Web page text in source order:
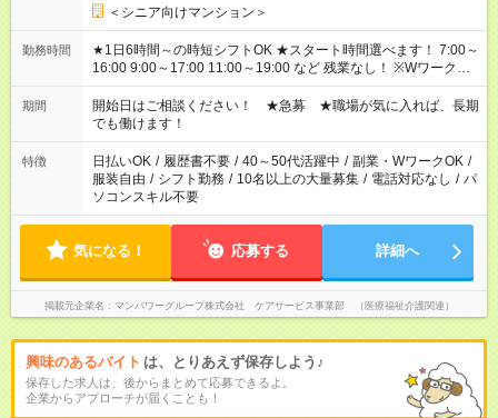
＜シニア向けマンション＞
勤務時間
★1日6時間～の時短シフトOK ★スタート時間選べます！ 7:00～
16:00 9:00～17:00 11:00～19:00 など 残業なし！ ※Wワークの
場合、他のお仕事と合わせ週40時間超の就業はご案内できませ
ん ※法令に基づき、週20時間以上勤務は社会保険への加入対象
となります ※労働者派遣法（日雇い派遣の原則禁止）により、
短時間・短期間の就業はご案内が難しい場合があります
期間
開始日はご相談ください！ ★急募 ★職場が気に入れば、長期
でも働けます！
特徴 日払いOK / 履歴書不要 / 40～50代活躍中 / 副業・WワークOK /
服装自由 / シフト勤務 / 10名以上の大量募集 / 電話対応なし / パ
ソコンスキル不要
気になる！ 応募する 詳細へ
掲載元企業名 マンパワーグループ株式会社 ケアサービス事業部 （医療福祉介護関連）
興味のあるバイト は、とりあえず保存しよう♪
保存した求人は、後からまとめて応募できるよ。
企業からアプローチが届くことも！